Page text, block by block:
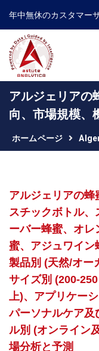
年中無休のカスタマー
アルジェリアの
向、市場規模、
ホームページ
アルジェリアの蜂
スチックボトル、
ーバー蜂蜜、オ
蜜、アジュワイン
製品別 (天然/オー
サイズ別 (200-
上)、アプリケー
パーソナルケア及
ル別 (オンライン
場分析と予測